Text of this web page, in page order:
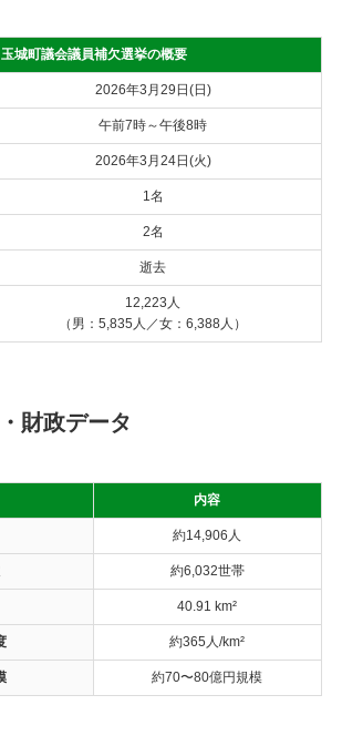
玉城町議会議員補欠選挙の概要
2026年3月29日(日)
午前7時～午後8時
2026年3月24日(火)
1名
2名
逝去
12,223人
（男：5,835人／女：6,388人）
財政データ
内容
約14,906人
約6,032世帯
40.91 km²
約365人/km²
約70〜80億円規模